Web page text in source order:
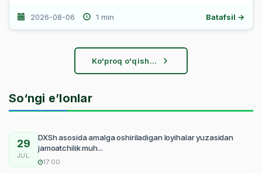
yoshlari bilan uchrash...
2026-08-06 1 min Batafsil →
Ko'proq o'qish...
So‘ngi e’lonlar
29
JUL
DXSh asosida amalga oshiriladigan loyihalar yuzasidan
jamoatchilik muh...
17:00